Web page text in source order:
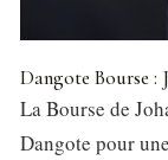
Dangote Bourse :
La Bourse de
Dangote pour